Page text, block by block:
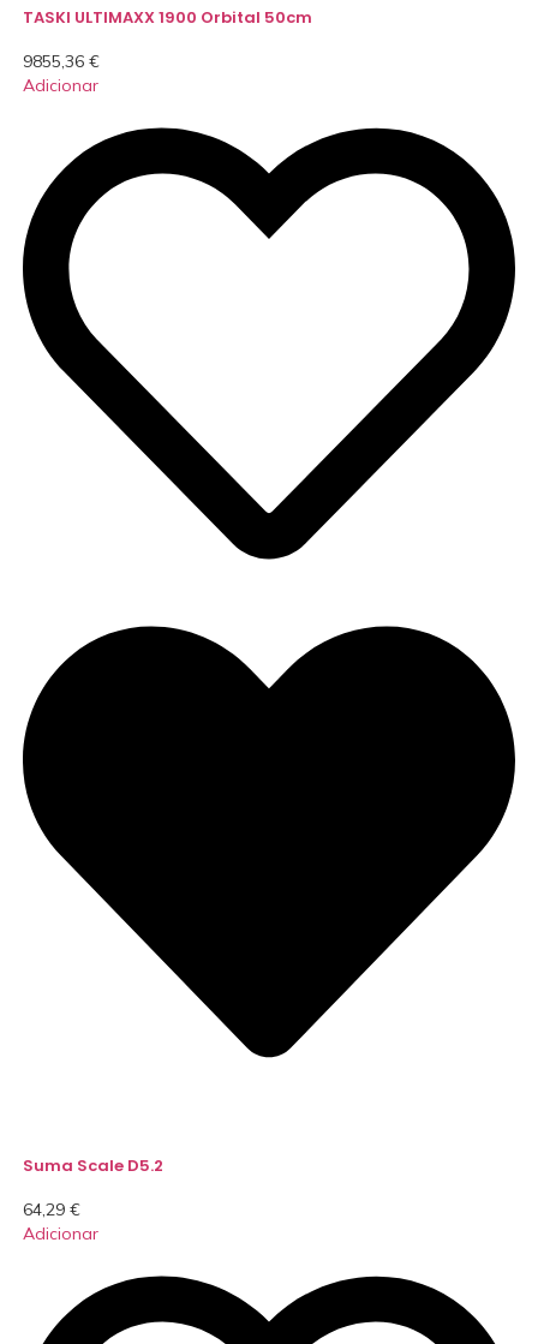
TASKI ULTIMAXX 1900 Orbital 50cm
9855,36 €
Adicionar
Suma Scale D5.2
64,29 €
Adicionar